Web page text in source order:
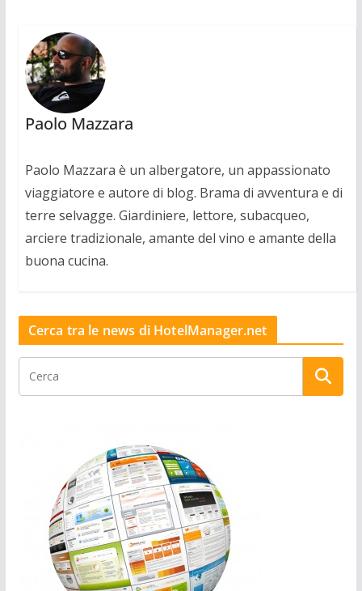
Paolo Mazzara
Paolo Mazzara è un albergatore, un appassionato
viaggiatore e autore di blog. Brama di avventura e di
terre selvagge. Giardiniere, lettore, subacqueo,
arciere tradizionale, amante del vino e amante della
buona cucina.
Cerca tra le news di HotelManager.net